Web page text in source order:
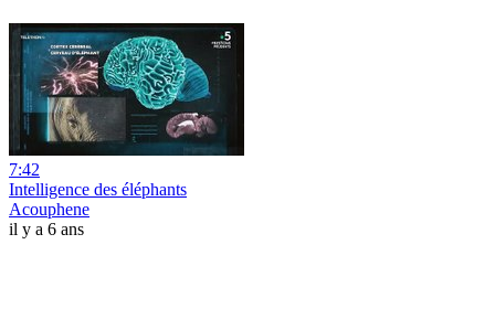
7:42
Intelligence des éléphants
Acouphene
il y a 6 ans